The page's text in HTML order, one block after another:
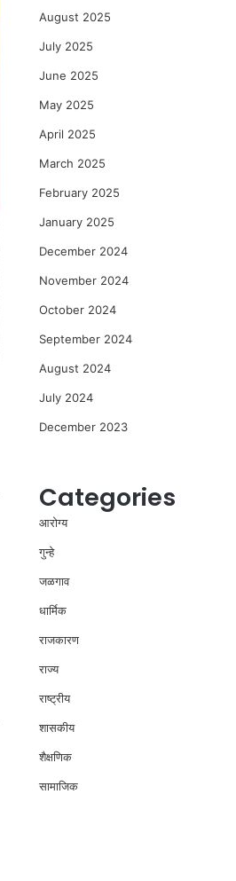
August 2025
July 2025
June 2025
May 2025
April 2025
March 2025
February 2025
January 2025
December 2024
November 2024
October 2024
September 2024
August 2024
July 2024
December 2023
Categories
आरोग्य
गुन्हे
जळगाव
धार्मिक
राजकारण
राज्य
राष्ट्रीय
शासकीय
शैक्षणिक
सामाजिक